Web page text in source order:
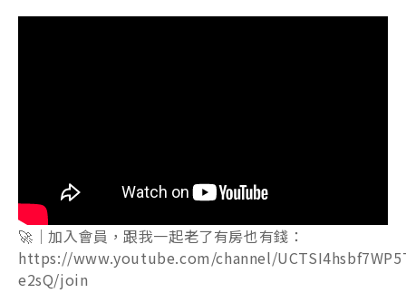
🚀｜加入會員，跟我一起老了有房也有錢：
https://www.youtube.com/channel/
e2sQ/join